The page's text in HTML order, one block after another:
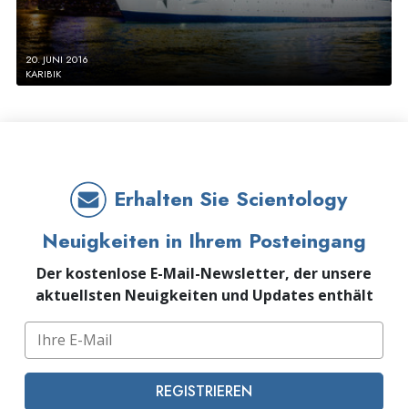
20. JUNI 2016
KARIBIK
Erhalten Sie Scientology
Neuigkeiten in Ihrem Posteingang
Der kostenlose E-Mail-Newsletter, der unsere
aktuellsten Neuigkeiten und Updates enthält
REGISTRIEREN